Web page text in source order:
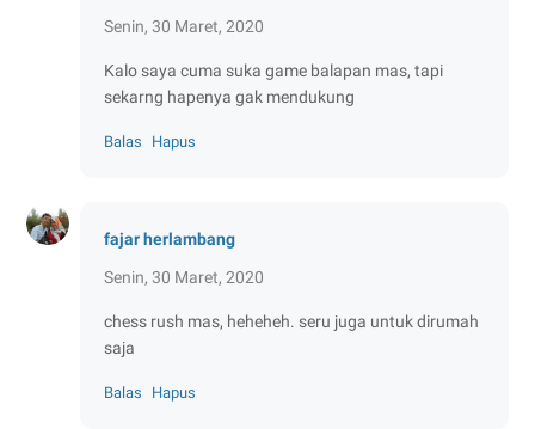
Senin, 30 Maret, 2020
Kalo saya cuma suka game balapan mas, tapi
sekarng hapenya gak mendukung
Balas Hapus
fajar herlambang
Senin, 30 Maret, 2020
chess rush mas, heheheh. seru juga untuk dirumah
saja
Balas Hapus